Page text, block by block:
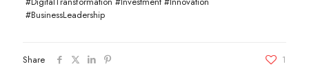
#BusinessLeadership
Share 1